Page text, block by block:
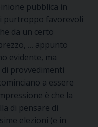
pubblica in
purtroppo favorevoli
da un certo
… appunto
evidente, ma
provvedimenti
a essere
è che la
di pensare di
elezioni (e in